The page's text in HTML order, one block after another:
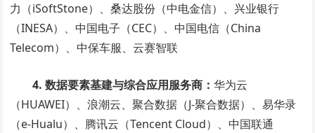
力（iSoftStone）、桑达股份（中电金信）、兴业银行
（INESA）、中国电子（CEC）、中国电信（China
Telecom）、中保车服、云赛智联
4. 数据要素基建与综合应用服务商：华为云
（HUAWEI）、浪潮云、聚合数据（J-聚合数据）、易华录
（e-Hualu）、腾讯云（Tencent Cloud）、中国联通